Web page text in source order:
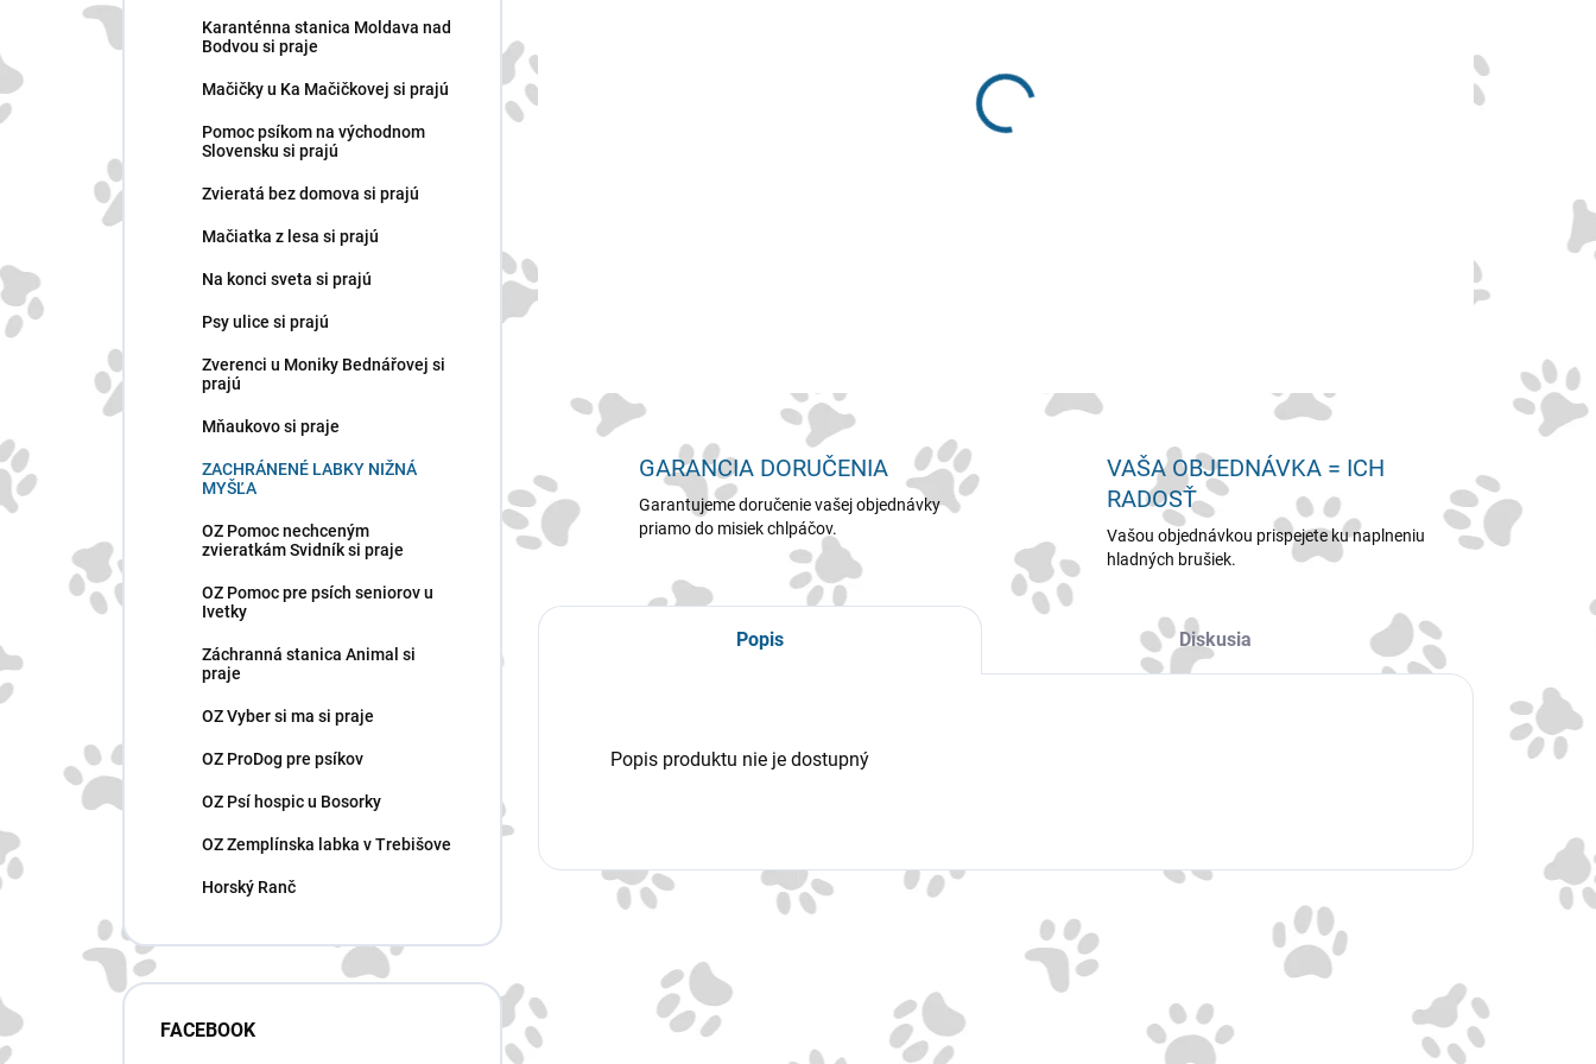
n
Karanténna stanica Moldava nad
Bodvou si praje
Mačičky u Ka Mačičkovej si prajú
Pomoc psíkom na východnom
Slovensku si prajú
Zvieratá bez domova si prajú
Mačiatka z lesa si prajú
Na konci sveta si prajú
Psy ulice si prajú
Zverenci u Moniky Bednářovej si
prajú
Mňaukovo si praje
ZACHRÁNENÉ LABKY NIŽNÁ
MYŠĽA
OZ Pomoc nechceným
zvieratkám Svidník si praje
OZ Pomoc pre psích seniorov u
Ivetky
Záchranná stanica Animal si
praje
OZ Vyber si ma si praje
OZ ProDog pre psíkov
OZ Psí hospic u Bosorky
OZ Zemplínska labka v Trebišove
Horský Ranč
FACEBOOK
GARANCIA DORUČENIA
Garantujeme doručenie vašej objednávky
priamo do misiek chlpáčov.
VAŠA OBJEDNÁVKA = ICH
RADOSŤ
Vašou objednávkou prispejete ku naplneniu
hladných brušiek.
Popis Diskusia
Popis produktu nie je dostupný